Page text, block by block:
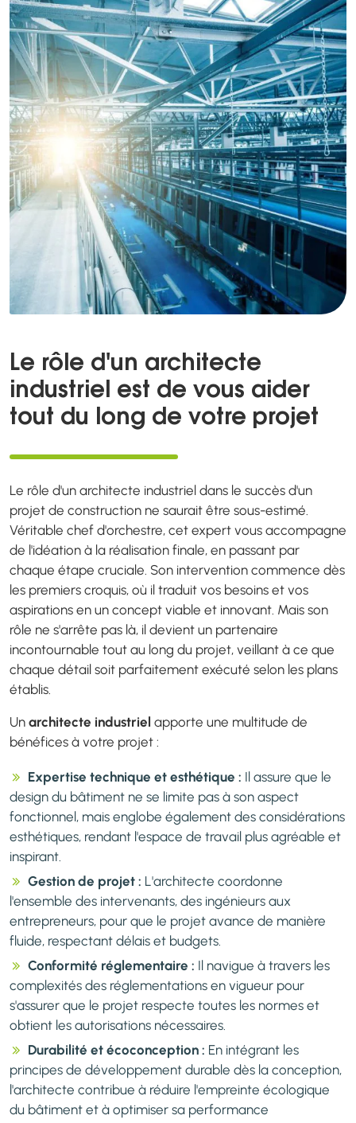
Le rôle d'un architecte
industriel est de vous aider
tout du long de votre projet
Le rôle d'un architecte industriel dans le succès d'un
projet de construction ne saurait être sous-estimé.
Véritable chef d'orchestre, cet expert vous accompagne
de l'idéation à la réalisation finale, en passant par
chaque étape cruciale. Son intervention commence dès
les premiers croquis, où il traduit vos besoins et vos
aspirations en un concept viable et innovant. Mais son
rôle ne s'arrête pas là, il devient un partenaire
incontournable tout au long du projet, veillant à ce que
chaque détail soit parfaitement exécuté selon les plans
établis.
Un architecte industriel apporte une multitude de
bénéfices à votre projet :
Expertise technique et esthétique : Il assure que le
design du bâtiment ne se limite pas à son aspect
fonctionnel, mais englobe également des considérations
esthétiques, rendant l'espace de travail plus agréable et
inspirant.
Gestion de projet : L'architecte coordonne
l'ensemble des intervenants, des ingénieurs aux
entrepreneurs, pour que le projet avance de manière
fluide, respectant délais et budgets.
Conformité réglementaire : Il navigue à travers les
complexités des réglementations en vigueur pour
s'assurer que le projet respecte toutes les normes et
obtient les autorisations nécessaires.
Durabilité et écoconception : En intégrant les
principes de développement durable dès la conception,
l'architecte contribue à réduire l'empreinte écologique
du bâtiment et à optimiser sa performance